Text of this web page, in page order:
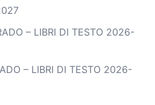
– LIBRI DI TESTO 2026-
– LIBRI DI TESTO 2026-